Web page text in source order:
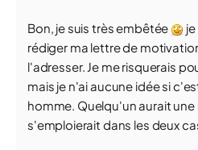
Bon, je suis très embêtée
rédiger ma lettre de
l'adresser. Je me risquerais
mais je n'ai aucune idée si
homme. Quelqu'un aurait
s'emploierait dans les deux